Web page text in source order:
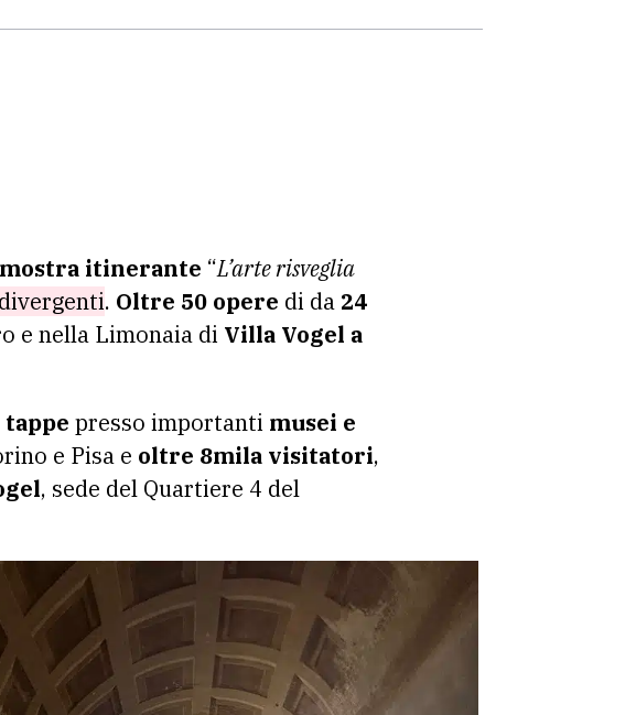
mostra itinerante “L’arte risveglia
. Oltre 50 opere di da 24
e nella Limonaia di Villa Vogel a
presso importanti musei e
e Pisa e oltre 8mila visitatori,
, sede del Quartiere 4 del